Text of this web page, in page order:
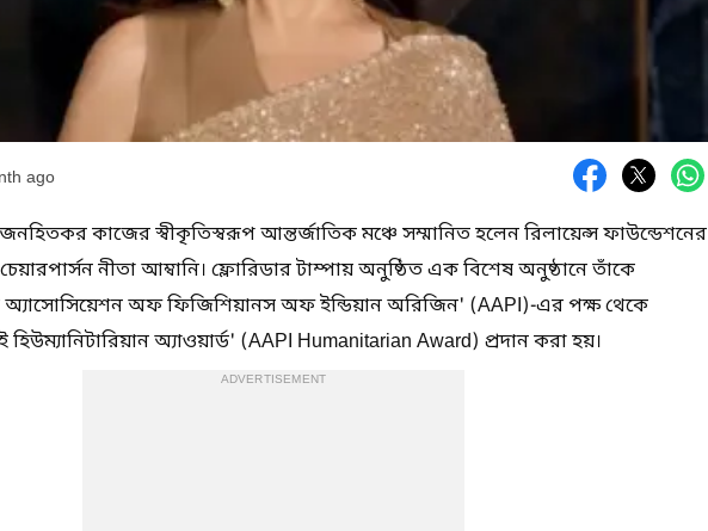
ago
কাজের স্বীকৃতিস্বরূপ আন্তর্জাতিক মঞ্চে সম্মানিত হলেন রিলায়েন্স ফাউন্ডেশনের
চেয়ারপার্সন নীতা আম্বানি। ফ্লোরিডার টাম্পায় অনুষ্ঠিত এক বিশেষ অনুষ্ঠানে তাঁকে
অফ ফিজিশিয়ানস অফ ইন্ডিয়ান অরিজিন' (AAPI)-এর পক্ষ থেকে
অ্যাওয়ার্ড' (AAPI Humanitarian Award) প্রদান করা হয়।
ADVERTISEMENT